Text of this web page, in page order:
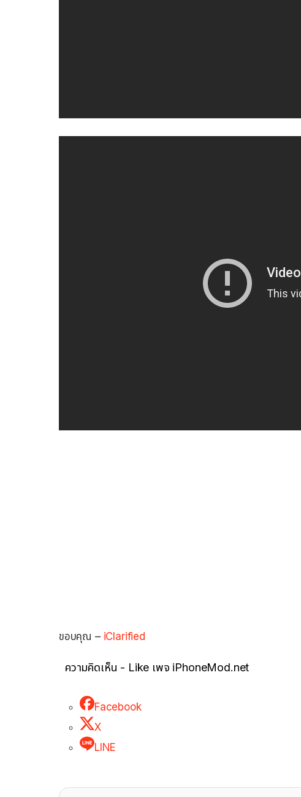
ขอบคุณ – iClarified
ความคิดเห็น - Like เพจ iPhoneMod.net
Facebook
X
LINE